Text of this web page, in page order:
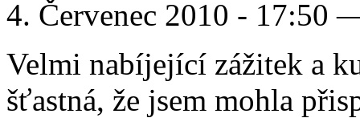
4. Červenec 2010 - 17:50
Velmi nabíjející zážitek a
šťastná, že jsem mohla